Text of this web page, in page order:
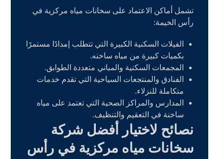
تشمل أماكن الاعتماد على سخانات مياه مركزية في
رأس الخيمة:
الفيلات السكنية الكبيرة التي تتطلب إمدادًا مستمرًا
بكميات كبيرة من مياه ساخنه.
المجمعات السكنية والمباني متعددة الطوابق.
الفنادق والمنتجعات السياحية التي تقدم خدمات
متكاملة للنزلاء.
المدارس والمراكز الصحية التي تعتمد على مياه
ساخنة في التعقيم والتنظيف.
نصائح لاختيار أفضل شركة
سخانات مياه مركزية في رأس